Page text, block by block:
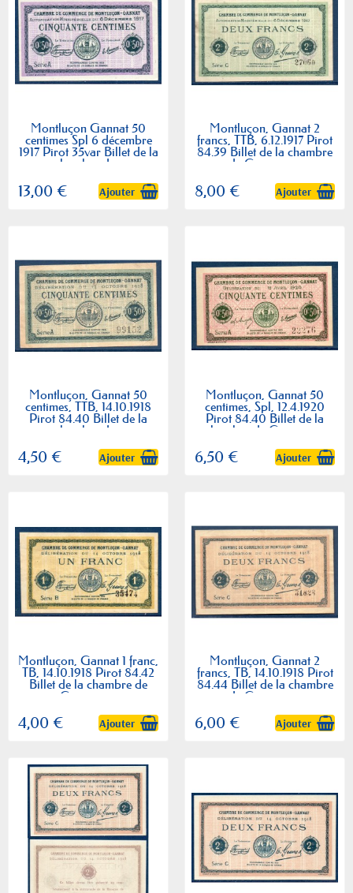
Montluçon Gannat 50
centimes Spl 6 décembre
1917 Pirot 35var Billet de la
chambre de...
13,00 € Ajouter
Montluçon, Gannat 2
francs, TTB, 6.12.1917 Pirot
84.39 Billet de la chambre
de Commerce
8,00 € Ajouter
Montluçon, Gannat 50
centimes, TTB, 14.10.1918
Pirot 84.40 Billet de la
chambre de...
4,50 € Ajouter
Montluçon, Gannat 50
centimes, Spl, 12.4.1920
Pirot 84.40 Billet de la
chambre de Commerce
6,50 € Ajouter
Montluçon, Gannat 1 franc,
TB, 14.10.1918 Pirot 84.42
Billet de la chambre de
Commerce
4,00 € Ajouter
Montluçon, Gannat 2
francs, TB, 14.10.1918 Pirot
84.44 Billet de la chambre
de Commerce
6,00 € Ajouter